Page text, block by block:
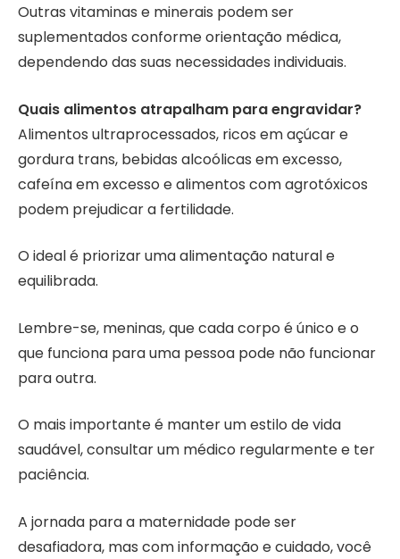
Outras vitaminas e minerais podem ser
suplementados conforme orientação médica,
dependendo das suas necessidades individuais.
Quais alimentos atrapalham para engravidar?
Alimentos ultraprocessados, ricos em açúcar e
gordura trans, bebidas alcoólicas em excesso,
cafeína em excesso e alimentos com agrotóxicos
podem prejudicar a fertilidade.
O ideal é priorizar uma alimentação natural e
equilibrada.
Lembre-se, meninas, que cada corpo é único e o
que funciona para uma pessoa pode não funcionar
para outra.
O mais importante é manter um estilo de vida
saudável, consultar um médico regularmente e ter
paciência.
A jornada para a maternidade pode ser
desafiadora, mas com informação e cuidado, você